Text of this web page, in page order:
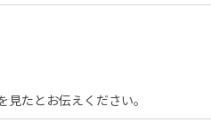
たとお伝えください。